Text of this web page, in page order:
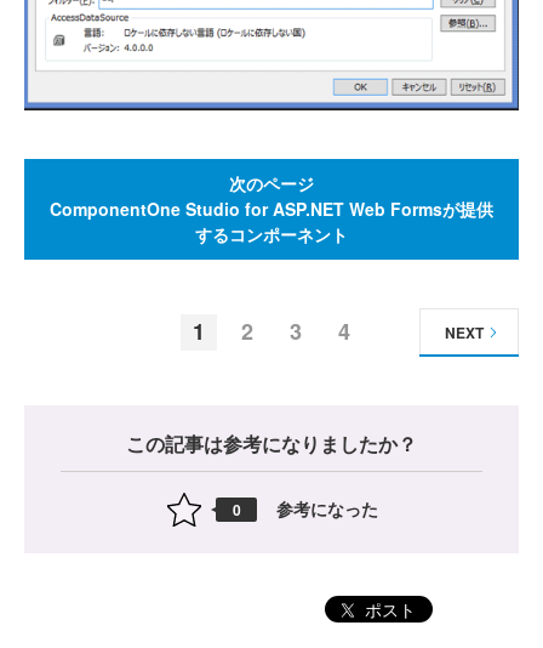
次のページ
ComponentOne Studio for ASP.NET Web Formsが提供
するコンポーネント
1 2 3 4 NEXT
この記事は参考になりましたか？
0 参考になった
ポスト